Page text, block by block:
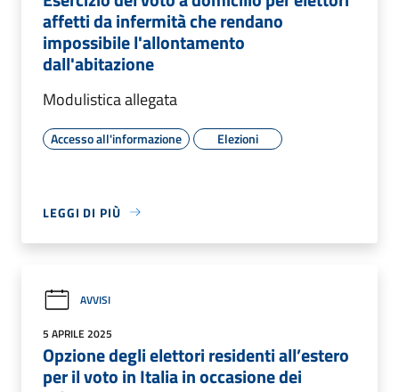
affetti da infermità che rendano
impossibile l'allontamento
dall'abitazione
Modulistica allegata
Accesso all'informazione Elezioni
LEGGI DI PIÙ
AVVISI
5 APRILE 2025
Opzione degli elettori residenti all’estero
per il voto in Italia in occasione dei